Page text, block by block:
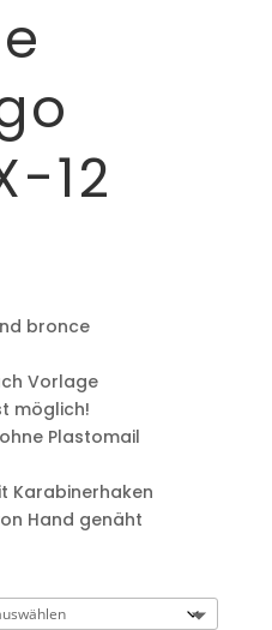
12
bronce
Vorlage
möglich!
Plastomail
Karabinerhaken
Hand genäht